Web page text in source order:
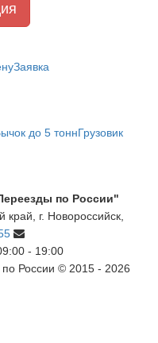
Заявка
до 5 тоннГрузовик
по России"
г. Новороссийск,
- 19:00
России © 2015 - 2026